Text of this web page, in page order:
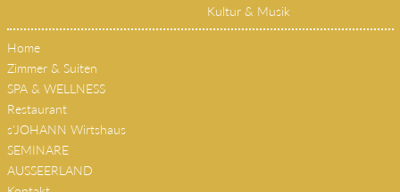
Kultur & Musik
Home
Zimmer & Suiten
SPA & WELLNESS
Restaurant
s'JOHANN Wirtshaus
SEMINARE
AUSSEERLAND